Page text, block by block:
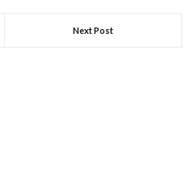
Next Post